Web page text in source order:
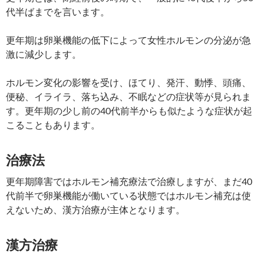
代半ばまでを言います。
更年期は卵巣機能の低下によって女性ホルモンの分泌が急
激に減少します。
ホルモン変化の影響を受け、ほてり、発汗、動悸、頭痛、
便秘、イライラ、落ち込み、不眠などの症状等が見られま
す。更年期の少し前の40代前半からも似たような症状が起
こることもあります。
治療法
更年期障害ではホルモン補充療法で治療しますが、まだ40
代前半で卵巣機能が働いている状態ではホルモン補充は使
えないため、漢方治療が主体となります。
漢方治療